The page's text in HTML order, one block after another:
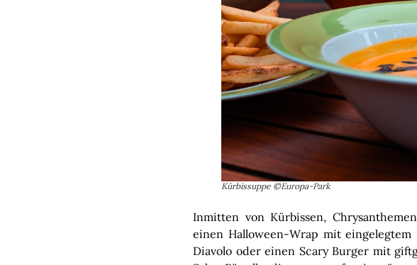
Kürbissuppe ©Europa-Park
Inmitten von Kürbissen,
einen Halloween-Wrap mit
Diavolo oder einen Scary Burger mit